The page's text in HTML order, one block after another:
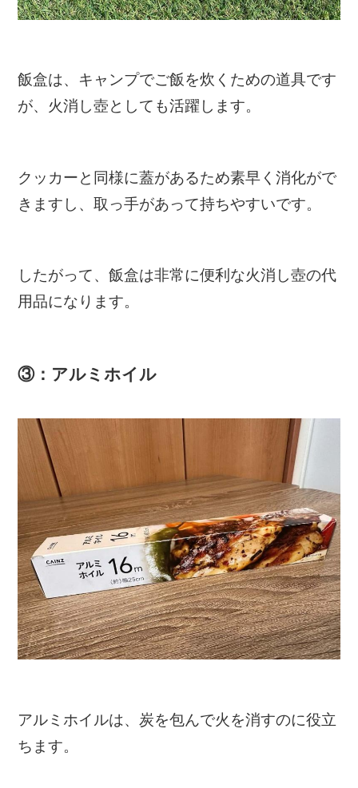
飯盒は、キャンプでご飯を炊くための道具です
が、火消し壺としても活躍します。
クッカーと同様に蓋があるため素早く消化がで
きますし、取っ手があって持ちやすいです。
したがって、飯盒は非常に便利な火消し壺の代
用品になります。
③：アルミホイル
アルミホイルは、炭を包んで火を消すのに役立
ちます。